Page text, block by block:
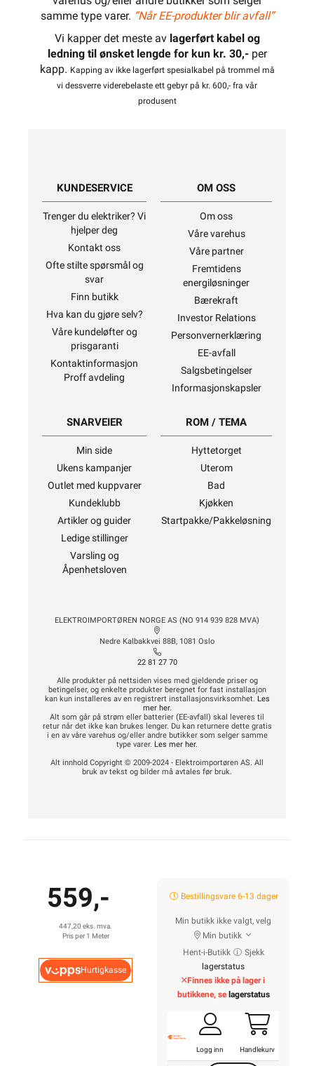
samme type varer. “Når EE-produkter blir avfall”
Vi kapper det meste av lagerført kabel og
ledning til ønsket lengde for kun kr. 30,-per
kapp. Kapping av ikke lagerført spesialkabel på trommel må
vi dessverre viderebelaste ett gebyr på kr. 600,- fra vår
produsent
KUNDESERVICE
Trenger du elektriker? Vi
hjelper deg
Kontakt oss
Ofte stilte spørsmål og
svar
Finn butikk
Hva kan du gjøre selv?
Våre kundeløfter og
prisgaranti
Kontaktinformasjon
Proff avdeling
OM OSS
Om oss
Våre varehus
Våre partner
Fremtidens
energiløsninger
Bærekraft
Investor Relations
Personvernerklæring
EE-avfall
Salgsbetingelser
Informasjonskapsler
SNARVEIER
Min side
Ukens kampanjer
Outlet med kuppvarer
Kundeklubb
Artikler og guider
Ledige stillinger
Varsling og
Åpenhetsloven
ROM / TEMA
Hyttetorget
Uterom
Bad
Kjøkken
Startpakke/Pakkeløsning
ELEKTROIMPORTØREN NORGE AS (NO 914 939 828 MVA)
Nedre Kalbakkvei 88B, 1081 Oslo
22 81 27 70
Alle produkter på nettsiden vises med gjeldende priser og
betingelser, og enkelte produkter beregnet for fast installasjon
kan kun installeres av en registrert installasjonsvirksomhet. Les
mer her.
Alt som går på strøm eller batterier (EE-avfall) skal leveres til
retur når det ikke kan brukes lenger. Du kan returnere dette gratis
i en av våre varehus og/eller andre butikker som selger samme
type varer. Les mer her.
Alt innhold Copyright © 2009-2024 - Elektroimportøren AS. All
bruk av tekst og bilder må avtales før bruk.
559,-
447,20 eks. mva.
Pris per 1 Meter
Hurtigkasse
Bestillingsvare 6-13 dager
Min butikk ikke valgt, velg
Min butikk
Hent-i-Butikk
Sjekk
lagerstatus
Finnes ikke på lager i
butikkene, se lagerstatus
Logg inn Handlekurv